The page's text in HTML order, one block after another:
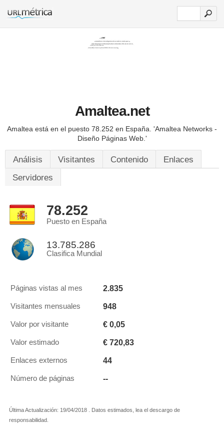
Amaltea.net
Amaltea está en el puesto 78.252 en España. 'Amaltea Networks -
Diseño Páginas Web.'
Análisis Visitantes Contenido
Enlaces
Servidores
78.252
Puesto en España
13.785.286
Clasifica Mundial
Páginas vistas al mes 2.835
Visitantes mensuales 948
Valor por visitante € 0,05
Valor estimado € 720,83
Enlaces externos 44
Número de páginas --
Última Actualización: 19/04/2018 . Datos estimados, lea el descargo de
responsabilidad.